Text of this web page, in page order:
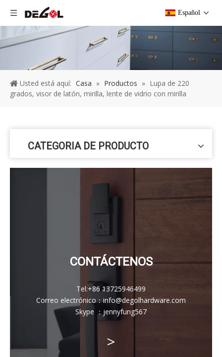
Español
Usted está aquí: Casa » Productos » Lupa de 220
grados, visor de latón, mirilla, lente de vidrio con mirilla
CATEGORIA DE PRODUCTO
CONTÁCTENOS
Tel:+86 13725946499
Correo electrónico ： info@degolhardware.com
Skype ： jennyfung567
>